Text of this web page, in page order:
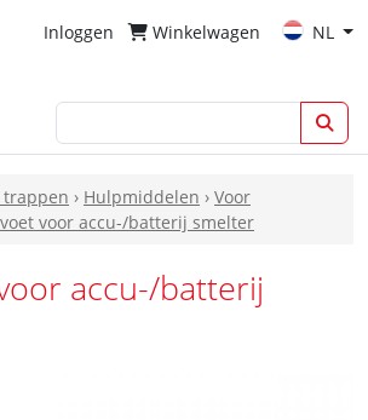
Inloggen Winkelwagen NL
trappen › Hulpmiddelen › Voor
voor accu-/batterij smelter
accu-/batterij